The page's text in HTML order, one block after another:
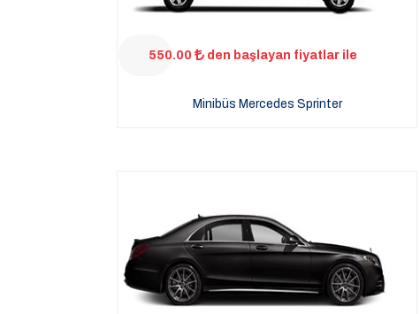
550.00 den başlayan fiyatlar ile
Minibüs Mercedes Sprinter